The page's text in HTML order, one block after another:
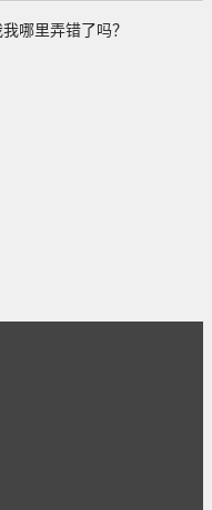
哪里弄错了吗？